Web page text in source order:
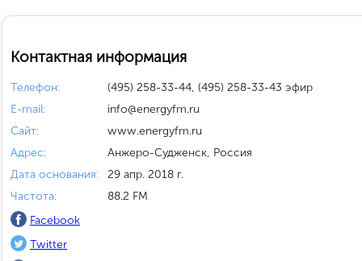
Контактная информация
Телефон:
(495) 258-33-44, (495) 258-33-43 эфир
E-mail:
info@energyfm.ru
Сайт:
www.energyfm.ru
Адрес:
Анжеро-Судженск, Россия
Дата основания:
29 апр. 2018 г.
Частота:
88.2 FM
Facebook
Twitter